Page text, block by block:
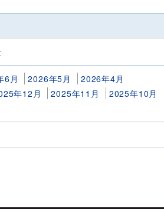
6月 2026年5月
2026年4月
年12月 2025年11月
2025年10月